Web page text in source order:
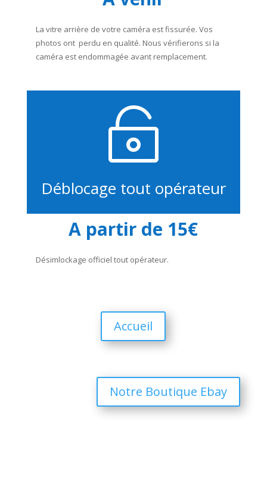
La vitre arrière de votre caméra est fissurée. Vos
photos ont perdu en qualité. Nous vérifierons si la
caméra est endommagée avant remplacement.

Déblocage tout opérateur
A partir de 15€
Désimlockage officiel tout opérateur.
Accueil
Notre Boutique Ebay